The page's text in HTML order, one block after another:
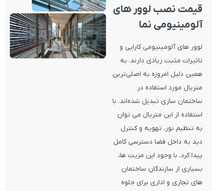
قیمت نصب لوور های
آلومینیومی نما
لوور های آلومینیومی کارایی و
تاثیرات مثبت زیادی دارند. به
همین دلیل امروزه به اصلی‌ترین
متریال مورد استفاده در
ساختمان سازی تبدیل شده‌اند. با
استفاده از این متریال می توان
به تنظیم نور، تهویه و کنترل
دید به داخل فضا دسترسی کامل
پیدا کرد. با وجود این مزیت ها،
بسیاری از سازندگان ساختمان
های تجاری و اداری برای جلوه